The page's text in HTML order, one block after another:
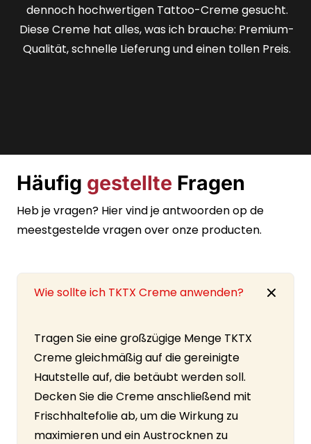
auch qualitativ hochwertig ist. Das
mir die Sicherheit, ein wirklich
zu erhalten, und die schnelle Lieferung
Häufig gestellte Fragen
Heb je vragen? Hier vind je antwoorden op de
meestgestelde vragen over onze producten.
Wie sollte ich TKTX Creme anwenden?
Tragen Sie eine großzügige Menge TKTX
Creme gleichmäßig auf die gereinigte
Hautstelle auf, die betäubt werden soll.
Decken Sie die Creme anschließend mit
Frischhaltefolie ab, um die Wirkung zu
maximieren und ein Austrocknen zu